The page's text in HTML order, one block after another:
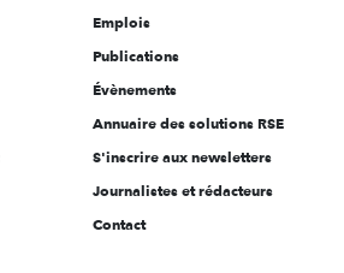
Emplois
Publications
Évènements
Annuaire des solutions RSE
S'inscrire aux newsletters
Journalistes et rédacteurs
Contact